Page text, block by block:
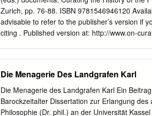
Joseph Beuys at the documenta 6 Arnd
Frederick II, future Landgrave of Hesse-
an army of 6000 soldiers over- seas in order
Zurich, pp. 76-88. ISBN 9781546946120
advisable to refer to the publisher’s version if
citing . Published version at: http://www.on-
www.reading.ac.uk/centaur CentAUR Central
research outputs online Issue 33 / June 2017
www.oncurating.org d ocumenta Curating the
Dorothee Richter Contributions by Anna
Die Menagerie Des Landgrafen Karl
Die Menagerie des Landgrafen Karl Ein
Barockzeitalter Dissertation zur Erlangung
Philosophie (Dr. phil.) an der Universität